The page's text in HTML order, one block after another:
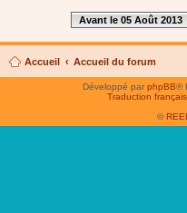
Avant le 05 Août 2013
Accueil Accueil du forum
Développé parphpBB®
Traduction
© REEL